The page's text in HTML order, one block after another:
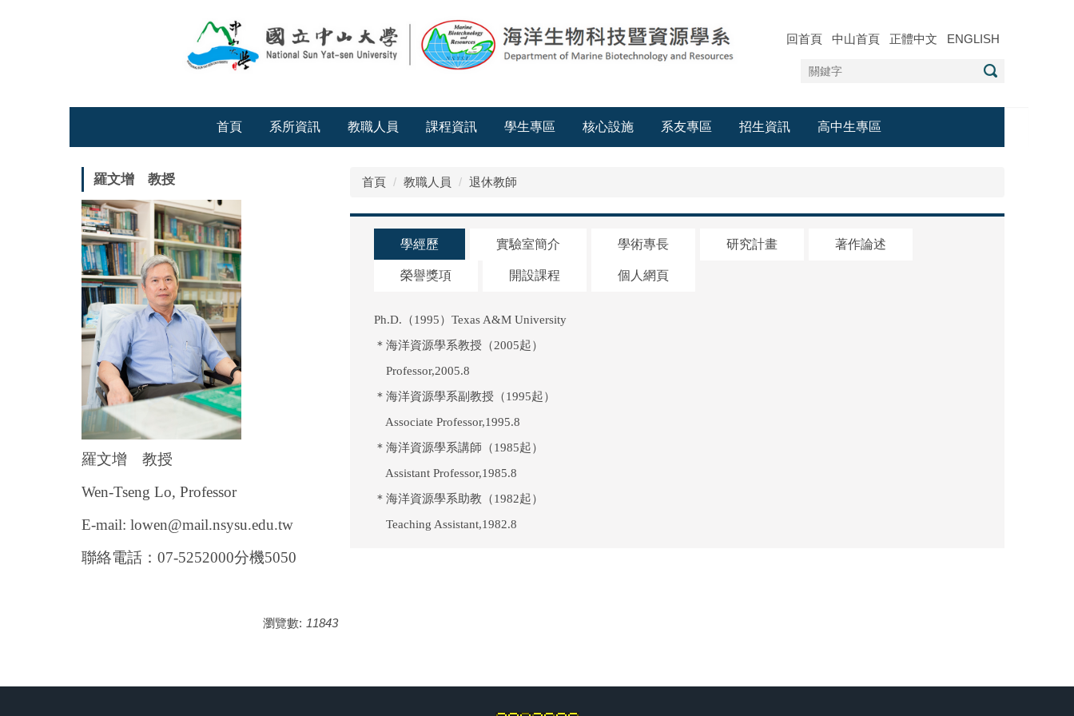
回首頁 中山首頁 正體中文 ENGLISH
首頁 系所資訊 教職人員 課程資訊 學生專區 核心設施 系友專區 招生資訊 高中生專區
羅文增 教授
羅文增 教授
Wen-Tseng Lo, Professor
E-mail: lowen@mail.nsysu.edu.tw
聯絡電話： 07-5252000分機5050
瀏覽數: 11843
首頁 教職人員 退休教師
學經歷 實驗室簡介 學術專長 研究計畫 著作論述
榮譽獎項 開設課程 個人網頁
Ph.D.（1995）Texas A&M University
＊海洋資源學系教授（2005起）
Professor,2005.8
＊海洋資源學系副教授（1995起）
Associate Professor,1995.8
＊海洋資源學系講師（1985起）
Assistant Professor,1985.8
＊海洋資源學系助教（1982起）
Teaching Assistant,1982.8